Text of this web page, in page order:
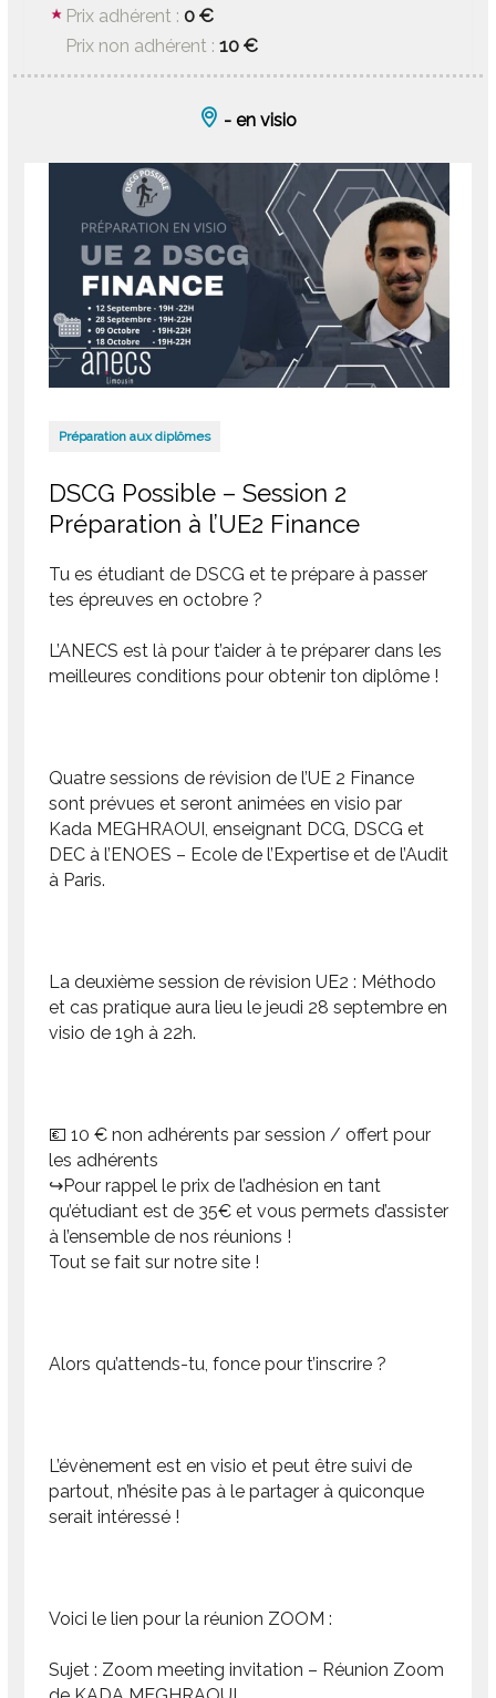
Prix adhérent :0 €
Prix non adhérent :10 €
- en visio
Préparation aux diplômes
DSCG Possible – Session 2
Préparation à l’UE2 Finance
Tu es étudiant de DSCG et te prépare à passer
tes épreuves en octobre ?
L’ANECS est là pour t’aider à te préparer dans les
meilleures conditions pour obtenir ton diplôme !
Quatre sessions de révision de l’UE 2 Finance
sont prévues et seront animées en visio par
Kada MEGHRAOUI, enseignant DCG, DSCG et
DEC à l’ENOES – Ecole de l’Expertise et de l’Audit
à Paris.
La deuxième session de révision UE2 : Méthodo
et cas pratique aura lieu le jeudi 28 septembre en
visio de 19h à 22h.
💶 10 € non adhérents par session / offert pour
les adhérents
↪️Pour rappel le prix de l’adhésion en tant
qu’étudiant est de 35€ et vous permets d’assister
à l’ensemble de nos réunions !
Tout se fait sur notre site !
Alors qu’attends-tu, fonce pour t’inscrire ?
L’évènement est en visio et peut être suivi de
partout, n’hésite pas à le partager à quiconque
serait intéressé !
Voici le lien pour la réunion ZOOM :
Sujet : Zoom meeting invitation – Réunion Zoom